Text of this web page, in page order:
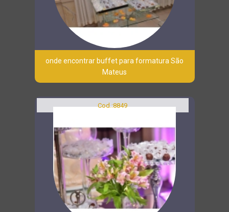
onde encontrar buffet para formatura São
Mateus
Cod.:8849